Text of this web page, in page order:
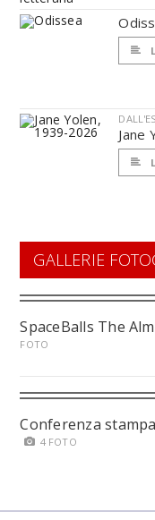
Jane
GALLERIE
SpaceBalls The
FOTO
Conferenza
4 FOTO